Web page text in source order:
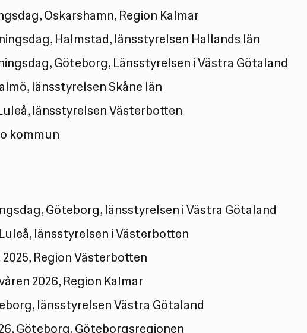
Oskarshamn, Region Kalmar
Halmstad, länsstyrelsen Hallands län
Göteborg, Länsstyrelsen i Västra Götaland
länsstyrelsen Skåne län
länsstyrelsen Västerbotten
kommun
Göteborg, länsstyrelsen i Västra Götaland
länsstyrelsen i Västerbotten
Region Västerbotten
2026, Region Kalmar
länsstyrelsen Västra Götaland
Göteborg, Göteborgsregionen